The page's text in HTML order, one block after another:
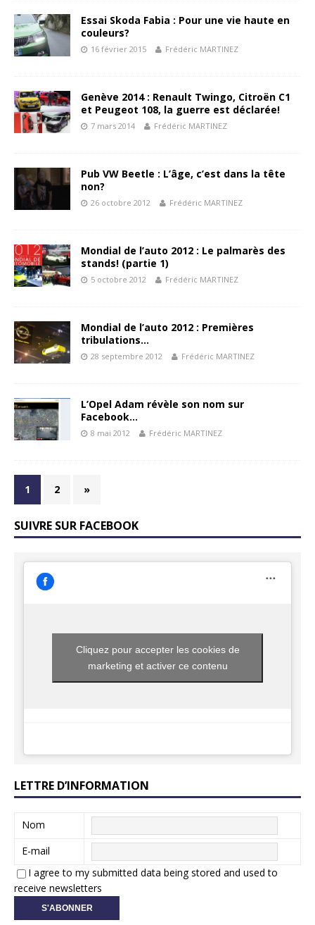
Essai Skoda Fabia : Pour une vie haute en
couleurs?
16 février 2015 Frédéric MARTINEZ
Genève 2014 : Renault Twingo, Citroën C1
et Peugeot 108, la guerre est déclarée!
7 mars 2014 Frédéric MARTINEZ
Pub VW Beetle : L’âge, c’est dans la tête
non?
26 octobre 2012 Frédéric MARTINEZ
Mondial de l’auto 2012 : Le palmarès des
stands! (partie 1)
5 octobre 2012 Frédéric MARTINEZ
Mondial de l’auto 2012 : Premières
tribulations…
28 septembre 2012 Frédéric MARTINEZ
L’Opel Adam révèle son nom sur
Facebook…
8 mai 2012 Frédéric MARTINEZ
1 2 »
SUIVRE SUR FACEBOOK
Cliquez pour accepter les cookies de
marketing et activer ce contenu
LETTRE D’INFORMATION
Nom
E-mail
I agree to my submitted data being stored and used to
receive newsletters